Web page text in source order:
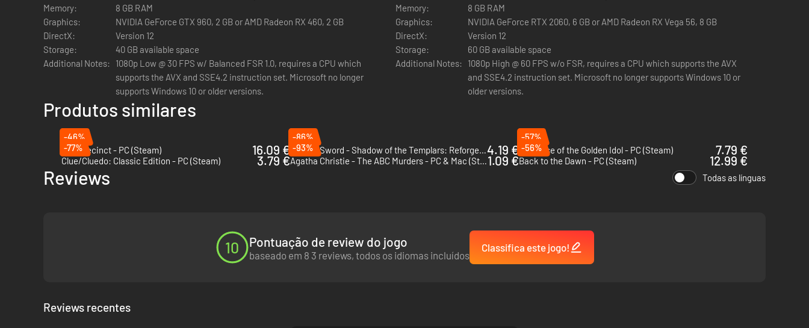
Memory:
8 GB RAM
Graphics:
NVIDIA GeForce GTX 960, 2 GB or AMD Radeon RX 460, 2 GB
DirectX:
Version 12
Storage:
40 GB available space
Additional Notes:
1080p Low @ 30 FPS w/ Balanced FSR 1.0, requires a CPU which
supports the AVX and SSE4.2 instruction set. Microsoft no longer
supports Windows 10 or older versions.
Memory:
8 GB RAM
Graphics:
NVIDIA GeForce RTX 2060, 6 GB or AMD Radeon RX Vega 56, 8 GB
DirectX:
Version 12
Storage:
60 GB available space
Additional Notes:
1080p High @ 60 FPS w/o FSR, requires a CPU which supports the AVX
and SSE4.2 instruction set. Microsoft no longer supports Windows 10 or
older versions.
Produtos similares
-46%
The Precinct - PC (Steam)
16.09 €
-86%
Broken Sword - Shadow of the Templars: Reforged - PC & Mac (Steam)4.19 €
-57%
The Case of the Golden Idol - PC (Steam)
7.79 €
-77%
Clue/Cluedo: Classic Edition - PC (Steam)
3.79 €
-93%
Agatha Christie - The ABC Murders - PC & Mac (Steam)1.09 €
-56%
Back to the Dawn - PC (Steam)
12.99 €
Reviews Todas as línguas
10 Pontuação de review do jogo
baseado em 8 3 reviews, todos os idiomas incluídos
Classifica este jogo!
Reviews recentes